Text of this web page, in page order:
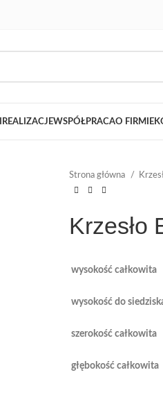
REALIZACJEWSPÓŁPRACAO FIRMIE
Strona główna
Krzesło
wysokość całkowita
wysokość do
szerokość całkowita
głębokość całkowita